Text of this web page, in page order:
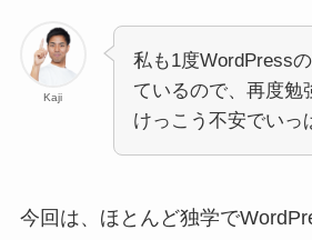
Kaji
私も1度WordPress
ているので、再度勉
けっこう不安でいっ
今回は、ほとんど独学で